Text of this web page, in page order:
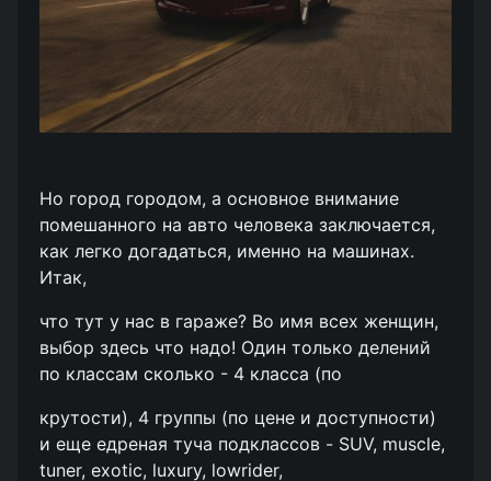
Но город городом, а основное внимание
помешанного на авто человека заключается,
как легко догадаться, именно на машинах.
Итак,
что тут у нас в гараже? Во имя всех женщин,
выбор здесь что надо! Один только делений
по классам сколько - 4 класса (по
крутости), 4 группы (по цене и доступности)
и еще едреная туча подклассов - SUV, muscle,
tuner, exotic, luxury, lowrider,